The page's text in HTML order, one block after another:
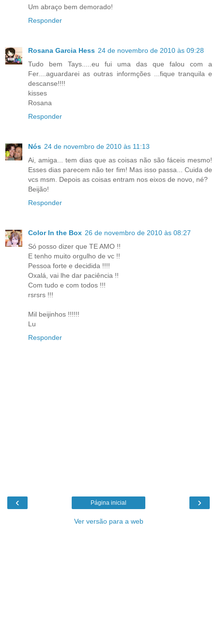
Um abraço bem demorado!
Responder
Rosana Garcia Hess 24 de novembro de 2010 às 09:28
Tudo bem Tays.....eu fui uma das que falou com a
Fer....aguardarei as outras informções ...fique tranquila e
descanse!!!!
kisses
Rosana
Responder
Nós 24 de novembro de 2010 às 11:13
Ai, amiga... tem dias que as coisas não são fáceis mesmo!
Esses dias parecem não ter fim! Mas isso passa... Cuida de
vcs msm. Depois as coisas entram nos eixos de novo, né?
Beijão!
Responder
Color In the Box 26 de novembro de 2010 às 08:27
Só posso dizer que TE AMO !!
E tenho muito orgulho de vc !!
Pessoa forte e decidida !!!!
Oxalá, vai lhe dar paciência !!
Com tudo e com todos !!!
rsrsrs !!!
Mil beijinhos !!!!!!
Lu
Responder
‹ ›
Página inicial
Ver versão para a web